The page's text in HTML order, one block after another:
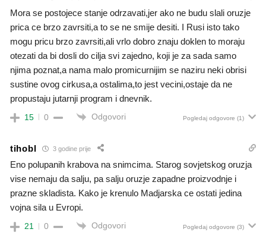
Mora se postojece stanje odrzavati,jer ako ne budu slali oruzje
prica ce brzo zavrsiti,a to se ne smije desiti. I Rusi isto tako
mogu pricu brzo zavrsiti,ali vrlo dobro znaju doklen to moraju
otezati da bi dosli do cilja svi zajedno, koji je za sada samo
njima poznat,a nama malo promicurnijim se naziru neki obrisi
sustine ovog cirkusa,a ostalima,to jest vecini,ostaje da ne
propustaju jutarnji program i dnevnik.
15 0 Odgovori Pogledaj odgovore (1)
tihobl 3 godine prije
Eno polupanih krabova na snimcima. Starog sovjetskog oruzja
vise nemaju da salju, pa salju oruzje zapadne proizvodnje i
prazne skladista. Kako je krenulo Madjarska ce ostati jedina
vojna sila u Evropi.
21 0 Odgovori Pogledaj odgovore (3)